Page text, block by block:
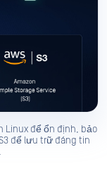
Linux để ổn định, bảo
để lưu trữ đáng tin